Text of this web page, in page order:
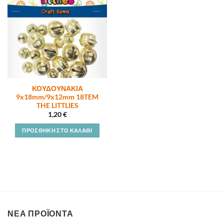
ΚΟΥΔΟΥΝΑΚΙΑ
9x18mm/9x12mm 18TEM
THE LITTLIES
1,20€
ΠΡΟΣΘΉΚΗ ΣΤΟ ΚΑΛΆΘΙ
ΝΕΑ ΠΡΟΪΟΝΤΑ